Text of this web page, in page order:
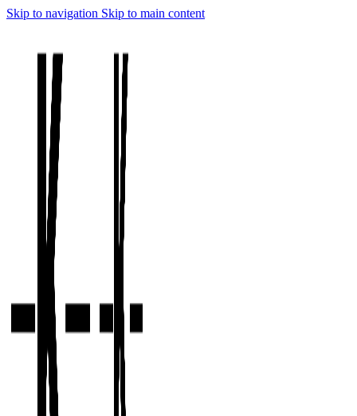
Skip to navigation Skip to main content